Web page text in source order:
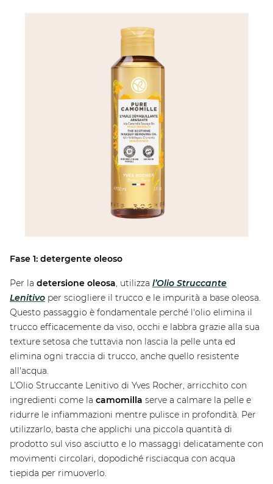
Fase 1: detergente oleoso
Per la detersione oleosa, utilizza l’Olio Struccante
Lenitivo per sciogliere il trucco e le impurità a base oleosa.
Questo passaggio è fondamentale perché l'olio elimina il
trucco efficacemente da viso, occhi e labbra grazie alla sua
texture setosa che tuttavia non lascia la pelle unta ed
elimina ogni traccia di trucco, anche quello resistente
all'acqua.
L’Olio Struccante Lenitivo di Yves Rocher, arricchito con
ingredienti come la camomilla serve a calmare la pelle e
ridurre le infiammazioni mentre pulisce in profondità. Per
utilizzarlo, basta che applichi una piccola quantità di
prodotto sul viso asciutto e lo massaggi delicatamente con
movimenti circolari, dopodiché risciacqua con acqua
tiepida per rimuoverlo.